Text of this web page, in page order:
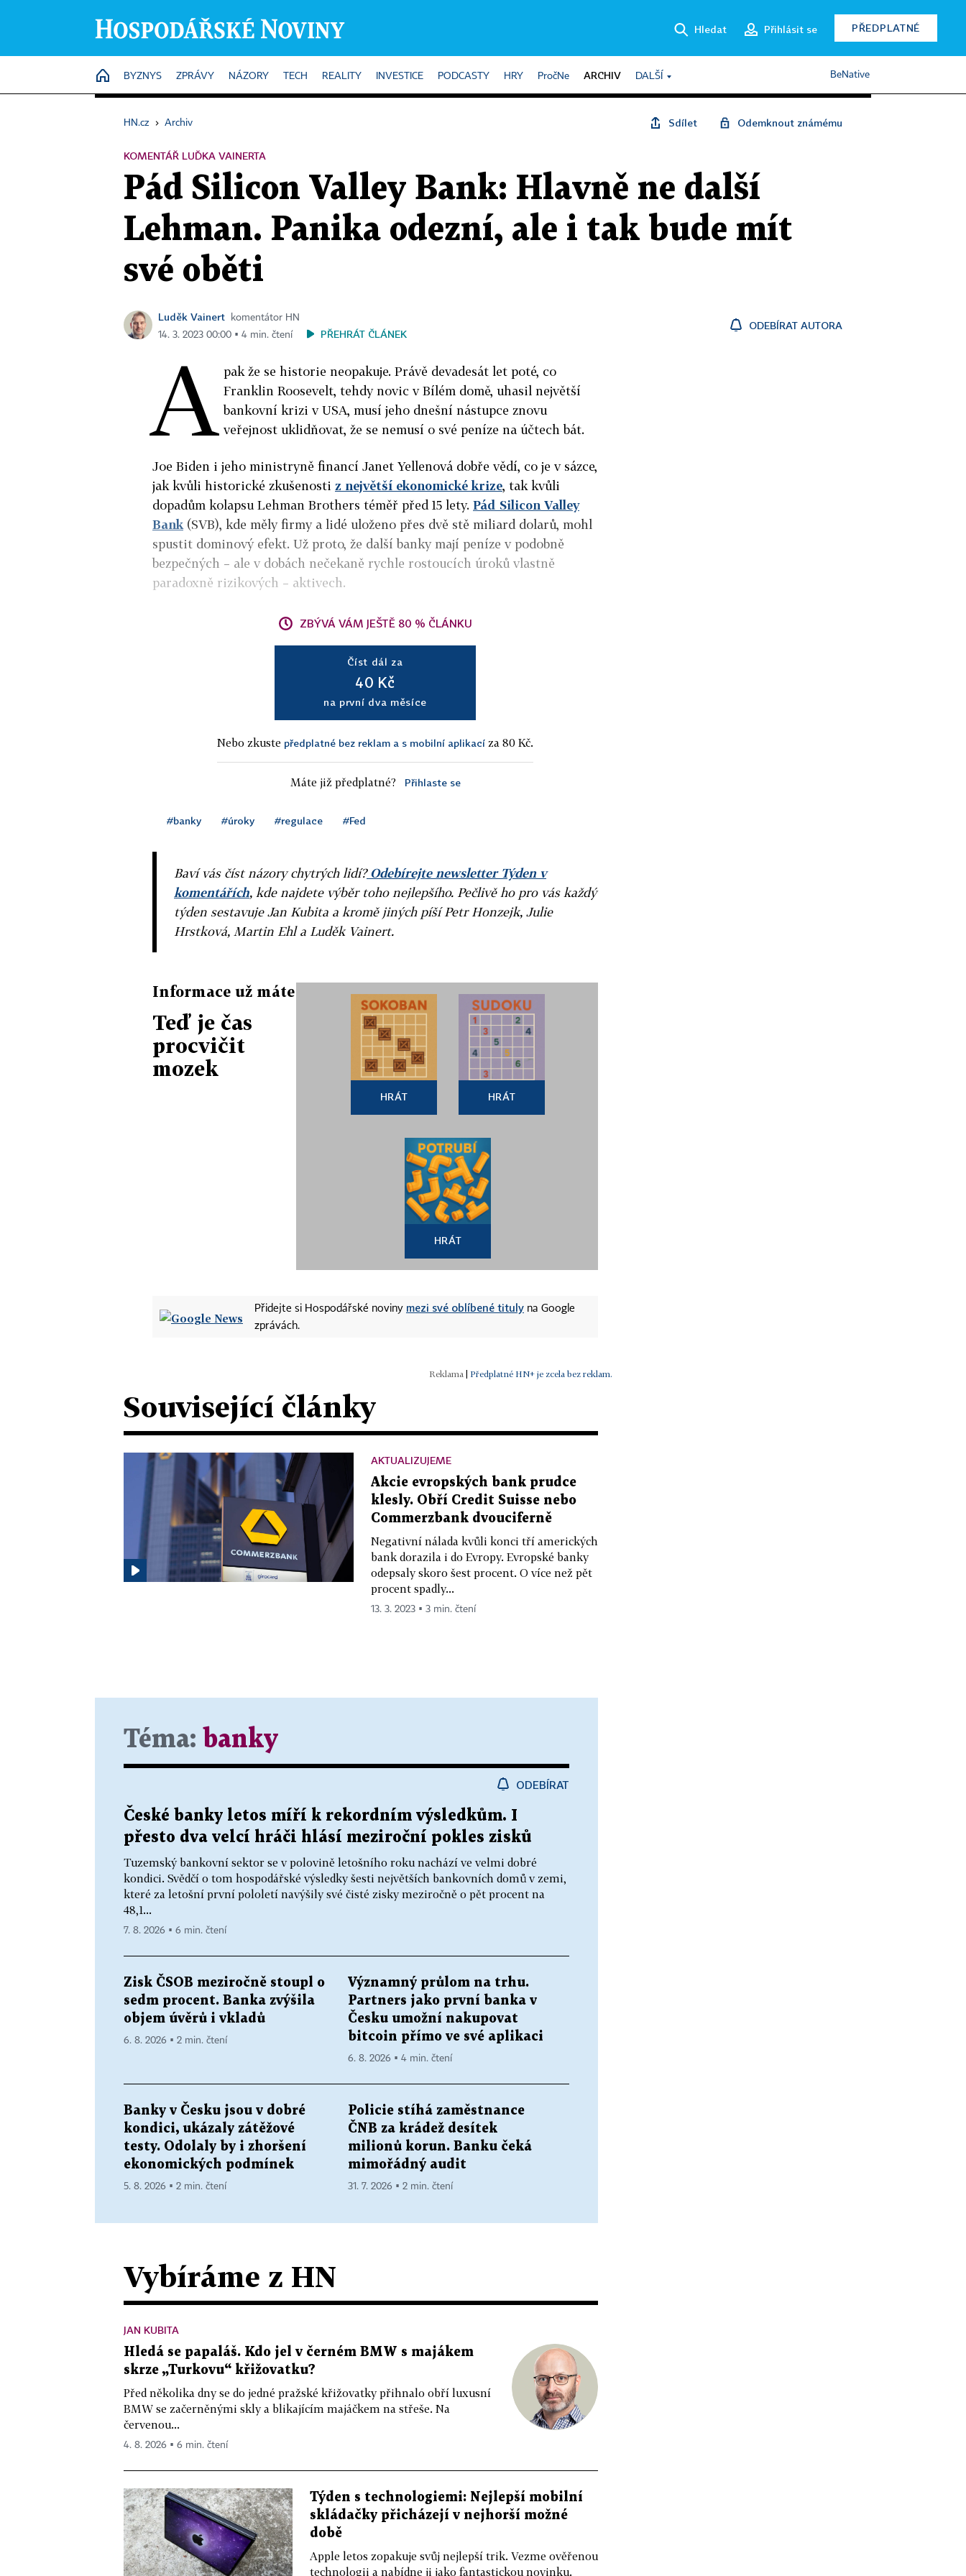
Hledat Přihlásit se PŘEDPLATNÉ
HOME
BYZNYS ZPRÁVY NÁZORY TECH REALITY INVESTICE PODCASTY HRY PročNe ARCHIV DALŠÍ BeNative
HN.cz › Archiv Sdílet Odemknout známému
KOMENTÁŘ LUĎKA VAINERTA
Pád Silicon Valley Bank: Hlavně ne další
Lehman. Panika odezní, ale i tak bude mít
své oběti
Luděk Vainert
komentátor HN
14. 3. 2023 00:00 ▪ 4 min. čtení
PŘEHRÁT ČLÁNEK
ODEBÍRAT AUTORA
A pak že se historie neopakuje. Právě devadesát let poté, co
Franklin Roosevelt, tehdy novic v Bílém domě, uhasil největší
bankovní krizi v USA, musí jeho dnešní nástupce znovu
veřejnost uklidňovat, že se nemusí o své peníze na účtech bát.
Joe Biden i jeho ministryně financí Janet Yellenová dobře vědí, co je v sázce,
jak kvůli historické zkušenosti z největší ekonomické krize, tak kvůli
dopadům kolapsu Lehman Brothers téměř před 15 lety. Pád Silicon Valley
Bank (SVB), kde měly firmy a lidé uloženo přes dvě stě miliard dolarů, mohl
spustit dominový efekt. Už proto, že další banky mají peníze v podobně
bezpečných – ale v dobách nečekaně rychle rostoucích úroků vlastně
paradoxně rizikových – aktivech.
ZBÝVÁ VÁM JEŠTĚ 80 % ČLÁNKU
Číst dál za
40 Kč
na první dva měsíce
Nebo zkuste předplatné bez reklam a s mobilní aplikací za 80 Kč.
Máte již předplatné? Přihlaste se
#banky #úroky #regulace #Fed
Baví vás číst názory chytrých lidí?Odebírejte newsletter Týden v
komentářích, kde najdete výběr toho nejlepšího. Pečlivě ho pro vás každý
týden sestavuje Jan Kubita a kromě jiných píší Petr Honzejk, Julie
Hrstková, Martin Ehl a Luděk Vainert.
Informace už máte
Teď je čas
procvičit
mozek
HRÁT HRÁT
HRÁT
Přidejte si Hospodářské noviny mezi své oblíbené tituly na Google
zprávách.
Předplatné HN+ je zcela bez reklam.
Související články
AKTUALIZUJEME
Akcie evropských bank prudce
klesly. Obří Credit Suisse nebo
Commerzbank dvouciferně
Negativní nálada kvůli konci tří amerických
bank dorazila i do Evropy. Evropské banky
odepsaly skoro šest procent. O více než pět
procent spadly...
13. 3. 2023 ▪ 3 min. čtení
Téma: banky
ODEBÍRAT
České banky letos míří k rekordním výsledkům. I
přesto dva velcí hráči hlásí meziroční pokles zisků
Tuzemský bankovní sektor se v polovině letošního roku nachází ve velmi dobré
kondici. Svědčí o tom hospodářské výsledky šesti největších bankovních domů v zemi,
které za letošní první pololetí navýšily své čisté zisky meziročně o pět procent na
48,1...
7. 8. 2026 ▪ 6 min. čtení
Zisk ČSOB meziročně stoupl o
sedm procent. Banka zvýšila
objem úvěrů i vkladů
6. 8. 2026 ▪ 2 min. čtení
Významný průlom na trhu.
Partners jako první banka v
Česku umožní nakupovat
bitcoin přímo ve své aplikaci
6. 8. 2026 ▪ 4 min. čtení
Banky v Česku jsou v dobré
kondici, ukázaly zátěžové
testy. Odolaly by i zhoršení
ekonomických podmínek
5. 8. 2026 ▪ 2 min. čtení
Policie stíhá zaměstnance
ČNB za krádež desítek
milionů korun. Banku čeká
mimořádný audit
31. 7. 2026 ▪ 2 min. čtení
Vybíráme z HN
JAN KUBITA
Hledá se papaláš. Kdo jel v černém BMW s majákem
skrze „Turkovu“ křižovatku?
Před několika dny se do jedné pražské křižovatky přihnalo obří luxusní
BMW se začerněnými skly a blikajícím majáčkem na střeše. Na
červenou...
4. 8. 2026 ▪ 6 min. čtení
Týden s technologiemi: Nejlepší mobilní
skládačky přicházejí v nejhorší možné
době
Apple letos zopakuje svůj nejlepší trik. Vezme ověřenou
technologii a nabídne ji jako fantastickou novinku.